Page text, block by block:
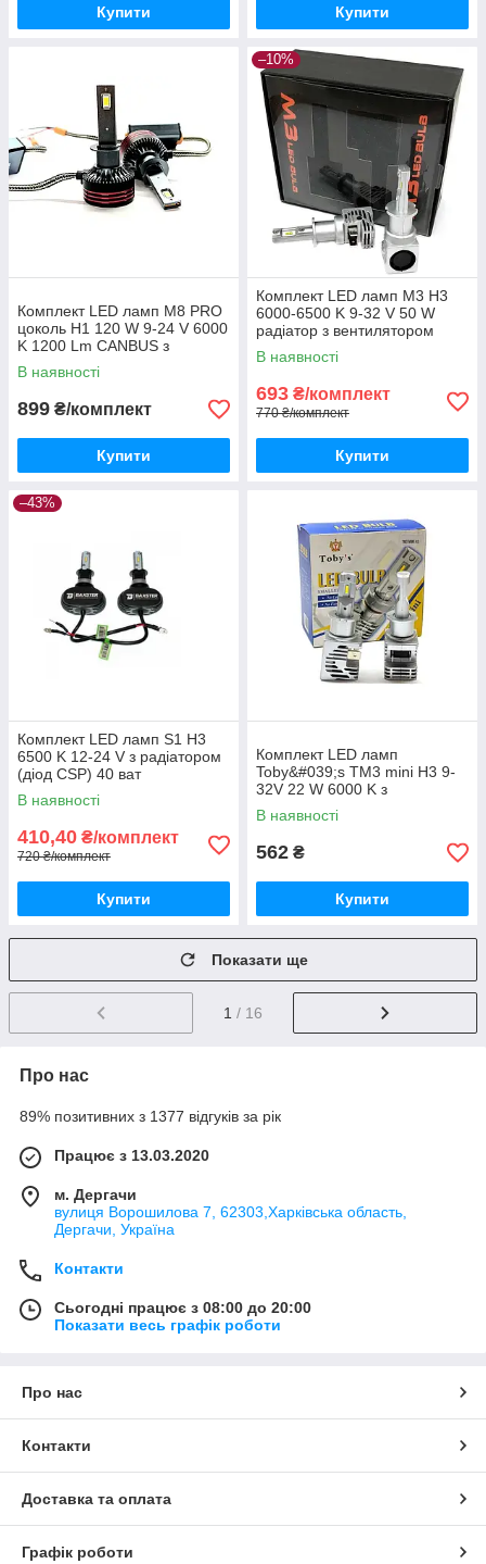
Купити Купити
Комплект LED ламп M8 PRO
цоколь H1 120 W 9-24 V 6000
K 1200 Lm CANBUS з
обманкою Докладніше:
https://avtomotif.co
В наявності
899 ₴/комплект
Купити
–10%
Комплект LED ламп M3 H3
6000-6500 K 9-32 V 50 W
радіатор з вентилятором
(діод ZES)
В наявності
693 ₴/комплект
770 ₴/комплект
Купити
–43%
Комплект LED ламп S1 H3
6500 K 12-24 V з радіатором
(діод CSP) 40 ват
В наявності
410,40 ₴/комплект
720 ₴/комплект
Купити
Комплект LED ламп
Toby&#039;s TM3 mini H3 9-
32V 22 W 6000 K з
радіатором (діод 1860)
В наявності
562 ₴
Купити
Показати ще
1 / 16
Про нас
89% позитивних з 1377 відгуків за рік
Працює з 13.03.2020
м. Дергачи
вулиця Ворошилова 7, 62303,Харківська область,
Дергачи, Україна
Контакти
Сьогодні працює з 08:00 до 20:00
Показати весь графік роботи
Про нас
Контакти
Доставка та оплата
Графік роботи